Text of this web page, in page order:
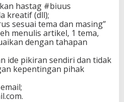
hastag #biuus
kreatif (dll);
sesuai tema dan masing”
menulis artikel, 1 tema,
dengan tahapan
ide pikiran sendiri dan tidak
kepentingan pihak